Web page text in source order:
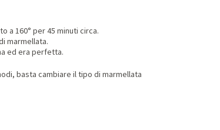
a 160° per 45 minuti circa.
marmellata.
ed era perfetta.
basta cambiare il tipo di marmellata